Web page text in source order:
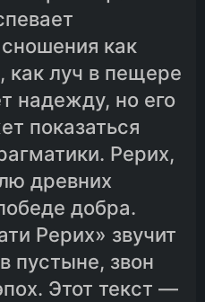
как
как луч в пещере
надежду, но его
показаться
Рерих,
древних
добра.
Рерих» звучит
пустыне, звон
Этот текст —